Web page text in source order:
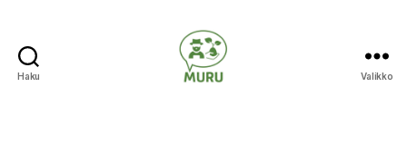
Haku Valikko